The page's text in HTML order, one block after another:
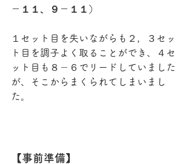
－１１、９－１１）
１セット目を失いながらも２，３セッ
ト目を調子よく取ることができ、４セ
ット目も８－６でリードしていました
が、そこからまくられてしまいまし
た。
【事前準備】